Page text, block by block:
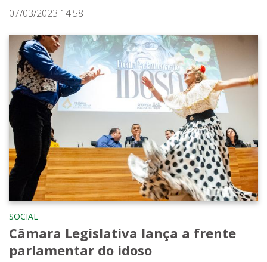
07/03/2023 14:58
SOCIAL
Câmara Legislativa lança a frente
parlamentar do idoso